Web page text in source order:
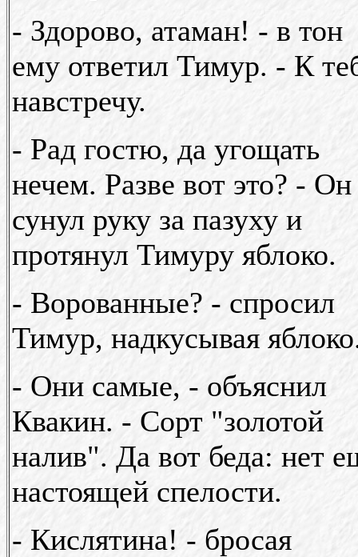
- Здорово, атаман! - в тон
ему ответил Тимур. - К
навстречу.
- Рад гостю, да угощать
нечем. Разве вот это? - Он
сунул руку за пазуху и
протянул Тимуру яблоко.
- Ворованные? - спросил
Тимур, надкусывая
- Они самые, - объяснил
Квакин. - Сорт "золотой
налив". Да вот беда: нет
настоящей спелости.
- Кислятина! - бросая